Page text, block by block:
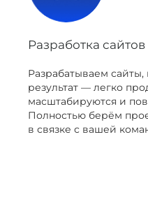
Разработка сайтов
Разрабатываем
результат — легко
масштабируются и
Полностью берём
в связке с вашей